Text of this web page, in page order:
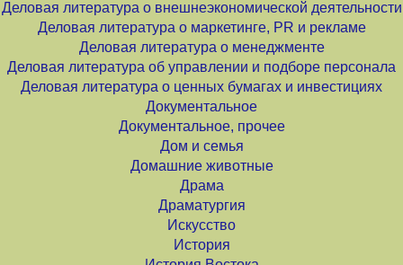
Деловая литература о внешнеэкономической деятельности
Деловая литература о маркетинге, PR и рекламе
Деловая литература о менеджменте
Деловая литература об управлении и подборе персонала
Деловая литература о ценных бумагах и инвестициях
Документальное
Документальное, прочее
Дом и семья
Домашние животные
Драма
Драматургия
Искусство
История